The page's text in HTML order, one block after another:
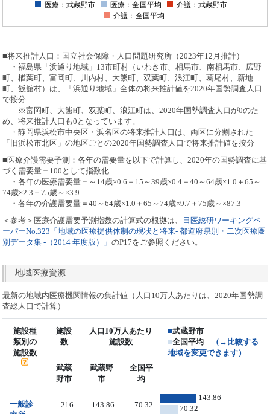
医療：武蔵野市 医療：全国平均
介護：武蔵野市
介護：全国平均
■将来推計人口：国立社会保障・人口問題研究所（2023年12月推計）
・福島県「浜通り地域」13市町村（いわき市、相馬市、南相馬市、広野
町、楢葉町、富岡町、川内村、大熊町、双葉町、浪江町、葛尾村、新地
町、飯舘村）は、「浜通り地域」全体の将来推計値を2020年国勢調査人口
で按分
※富岡町、大熊町、双葉町、浪江町は、2020年国勢調査人口が0のた
め、将来推計人口も0となっています。
・静岡県浜松市中央区・浜名区の将来推計人口は、両区に分割された
「旧浜松市北区」の地区ごとの2020年国勢調査人口で将来推計値を按分
■医療介護需要予測：各年の需要量を以下で計算し、2020年の国勢調査に基
づく需要量＝100として指数化
・各年の医療需要量＝～14歳×0.6＋15～39歳×0.4＋40～64歳×1.0＋65～
74歳×2.3＋75歳～×3.9
・各年の介護需要量＝40～64歳×1.0＋65～74歳×9.7＋75歳～×87.3
＜参考＞医療介護需要予測指数の計算式の根拠は、
日医総研ワーキングペ
ーパーNo.323「地域の医療提供体制の現状と将来- 都道府県別・二次医療圏
別データ集 -（2014 年度版）」のP17をご参照ください。
地域医療資源
最新の地域内医療機関情報の集計値（人口10万人あたりは、2020年国勢調
査総人口で計算）
施設種
類別の
施設数
施設
数
人口10万人あたり
施設数
■武蔵野市
■全国平均
（→比較する
地域を変更できます）
武蔵
野市
武蔵野
市
全国平
均
一般診
216 143.86 70.32
143.86
70.32